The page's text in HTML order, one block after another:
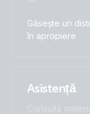
Găsește un
în apropiere
Asistență
Consultă